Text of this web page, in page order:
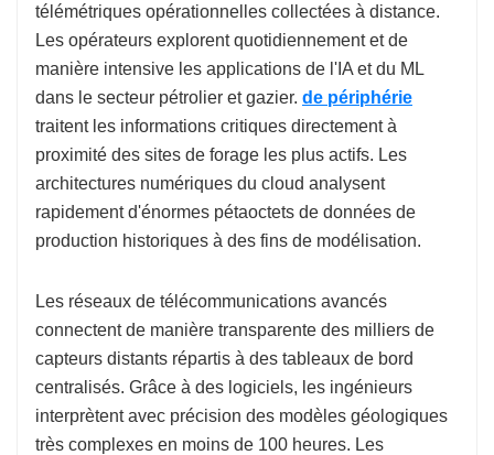
télémétriques opérationnelles collectées à distance.
Les opérateurs explorent quotidiennement et de
manière intensive les applications de l'IA et du ML
dans le secteur pétrolier et gazier. de périphérie
traitent les informations critiques directement à
proximité des sites de forage les plus actifs. Les
architectures numériques du cloud analysent
rapidement d'énormes pétaoctets de données de
production historiques à des fins de modélisation.
Les réseaux de télécommunications avancés
connectent de manière transparente des milliers de
capteurs distants répartis à des tableaux de bord
centralisés. Grâce à des logiciels, les ingénieurs
interprètent avec précision des modèles géologiques
très complexes en moins de 100 heures. Les